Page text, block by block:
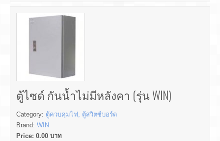
ตู้ไซด์ กันน้ำไม่มีหลังคา (รุ่น WIN)
Category: ตู้ควบคุมไฟ, ตู้สวิตซ์บอร์ด
Brand: WIN
Price: 0.00 บาท